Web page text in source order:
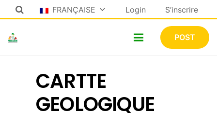
FRANÇAISE Login S’inscrire
POST
CARTTE
GEOLOGIQUE